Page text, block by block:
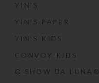
YIN’S
YIN’S PAPER
YIN’S KIDS
CONVOY KIDS
O SHOW DA LUNA®